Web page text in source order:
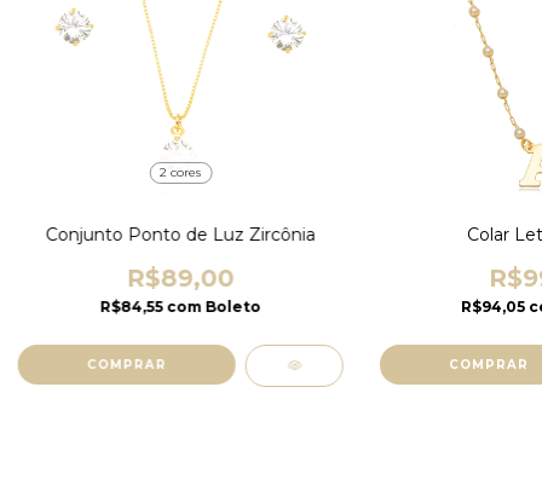
2 cores
Conjunto Ponto de Luz Zircônia
R$89,00
R$84,55 com Boleto
COMPRAR
Colar
R$94,05